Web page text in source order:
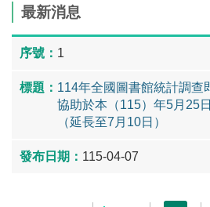
最新消息
1
114年全國圖書館統計調查
協助於本（115）年5月25
（延長至7月10日）
115-04-07